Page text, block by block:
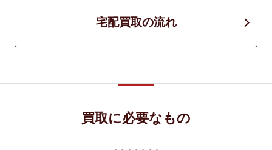
宅配買取の流れ
買取に必要なもの